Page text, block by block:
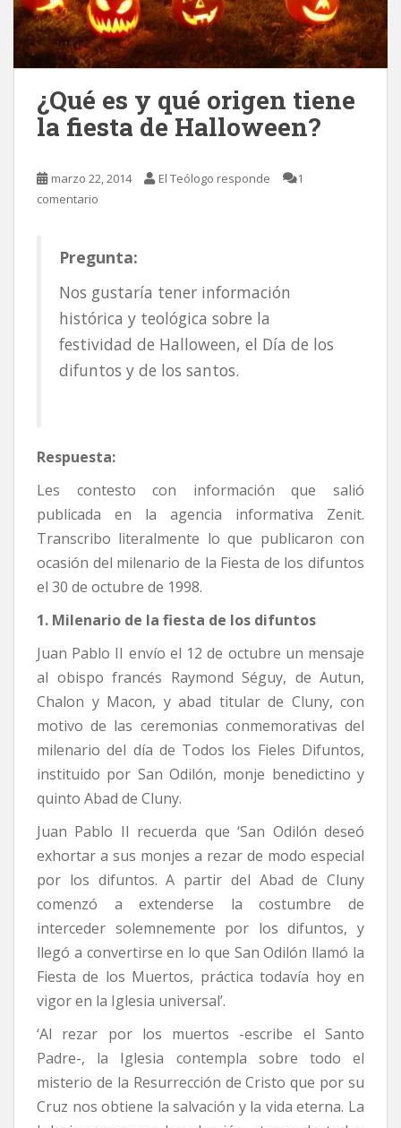
¿Qué es y qué origen tiene
la fiesta de Halloween?
marzo 22, 2014 El Teólogo responde
1
comentario
Pregunta:
Nos gustaría tener información
histórica y teológica sobre la
festividad de Halloween, el Día de los
difuntos y de los santos.
Respuesta:
Les contesto con información que salió
publicada en la agencia informativa Zenit.
Transcribo literalmente lo que publicaron con
ocasión del milenario de la Fiesta de los difuntos
el 30 de octubre de 1998.
1. Milenario de la fiesta de los difuntos
Juan Pablo II envío el 12 de octubre un mensaje
al obispo francés Raymond Séguy, de Autun,
Chalon y Macon, y abad titular de Cluny, con
motivo de las ceremonias conmemorativas del
milenario del día de Todos los Fieles Difuntos,
instituido por San Odilón, monje benedictino y
quinto Abad de Cluny.
Juan Pablo II recuerda que ‘San Odilón deseó
exhortar a sus monjes a rezar de modo especial
por los difuntos. A partir del Abad de Cluny
comenzó a extenderse la costumbre de
interceder solemnemente por los difuntos, y
llegó a convertirse en lo que San Odilón llamó la
Fiesta de los Muertos, práctica todavía hoy en
vigor en la Iglesia universal’.
‘Al rezar por los muertos -escribe el Santo
Padre-, la Iglesia contempla sobre todo el
misterio de la Resurrección de Cristo que por su
Cruz nos obtiene la salvación y la vida eterna. La